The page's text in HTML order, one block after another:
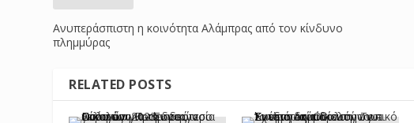
Ανυπεράσπιστη η κοινότητα Αλάμπρας από τον κίνδυνο
πλημμύρας
RELATED POSTS